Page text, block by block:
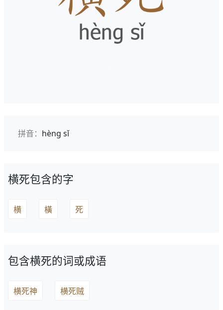
拼音： hèng sǐ
横死包含的字
横 橫 死
包含横死的词或成语
横死神 横死贼